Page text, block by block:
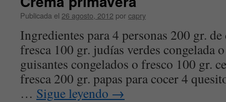
Publicada el 26 agosto, 2012 porcapry
Ingredientes para 4 personas 200 gr.
fresca 100 gr. judías verdes congelada
guisantes congelados o fresco 100 gr.
fresca 200 gr. papas para cocer 4
… Sigue leyendo →